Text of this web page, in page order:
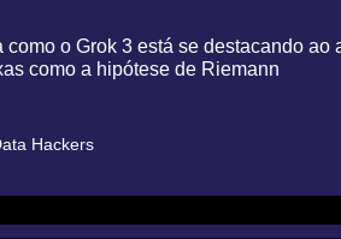
como o Grok 3 está se destacando ao
como a hipótese de Riemann
Hackers